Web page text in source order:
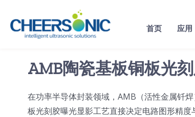
content
首页 应用
AMB陶瓷基板铜板光
在功率半导体封装领域，AMB（活性金属钎
板光刻胶曝光显影工艺直接决定电路图形精